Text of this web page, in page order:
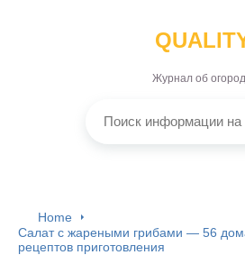
Журнал об
Home
Салат с жареными грибами — 56
рецептов приготовления